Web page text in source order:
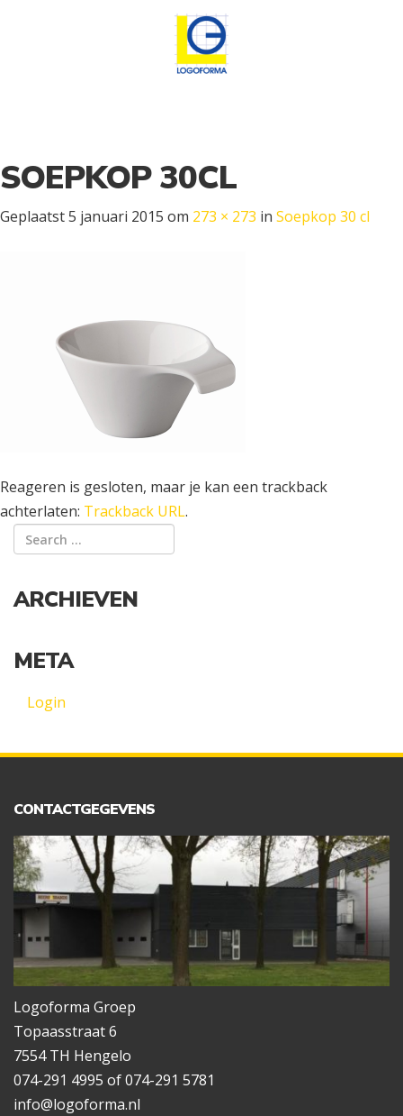
SOEPKOP 30CL
Geplaatst5 januari 2015 om 273 × 273 in Soepkop 30 cl
Reageren is gesloten, maar je kan een trackback
achterlaten: Trackback URL.
ARCHIEVEN
META
Login
CONTACTGEGEVENS
Logoforma Groep
Topaasstraat 6
7554 TH Hengelo
074-291 4995 of 074-291 5781
info@logoforma.nl